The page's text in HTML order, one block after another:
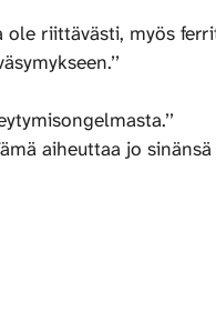
ole riittävästi, myös
aiheuttaa jo